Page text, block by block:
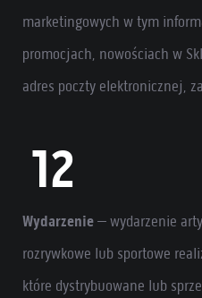
marketingowych w tym
promocjach, nowościach w
adres poczty elektronicznej,
Wydarzenie– wydarzenie
rozrywkowe lub sportowe
które dystrybuowane lub